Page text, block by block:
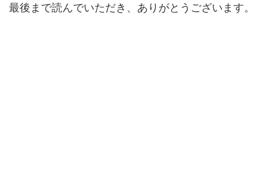
最後まで読んでいただき、ありがとうございます。